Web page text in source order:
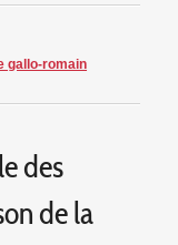
gallo-romain
des
de la